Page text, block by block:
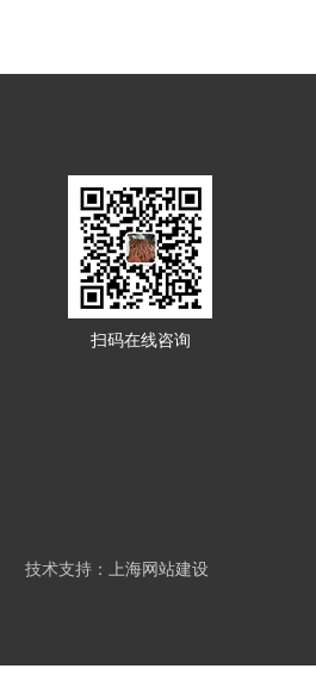
扫码在线咨询
技术支持： 上海网站建设